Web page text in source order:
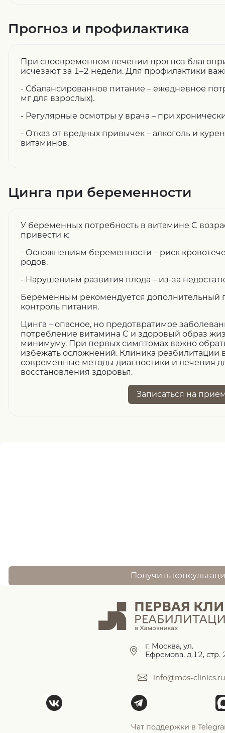
Прогноз и профилактика
При своевременном лечении прогноз
исчезают за 1–2 недели. Для профилактики
- Сбалансированное питание – ежедневное
мг для взрослых).
- Регулярные осмотры у врача – при
- Отказ от вредных привычек – алкоголь и
витаминов.
Цинга при беременности
У беременных потребность в витамине C
привести к:
- Осложнениям беременности – риск
родов.
- Нарушениям развития плода – из-за
Беременным рекомендуется дополнительный
контроль питания.
Цинга – опасное, но предотвратимое
потребление витамина C и здоровый образ
минимуму. При первых симптомах важно
избежать осложнений. Клиника реабилитации
современные методы диагностики и лечения
восстановления здоровья.
Записаться на
Получить
г. Москва, ул.
Ефремова, д.12, стр.
info@mos-clinics.ru
Чат поддержки в